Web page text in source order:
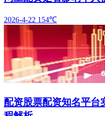
2026-4-22 154℃
配资股票配资知名平台